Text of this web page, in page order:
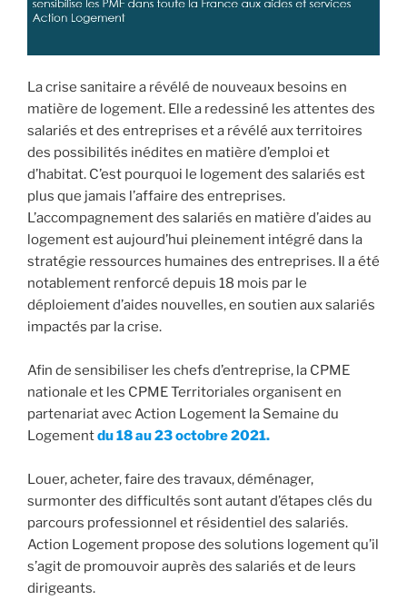
La crise sanitaire a révélé de nouveaux besoins en
matière de logement. Elle a redessiné les attentes des
salariés et des entreprises et a révélé aux territoires
des possibilités inédites en matière d’emploi et
d’habitat. C’est pourquoi le logement des salariés est
plus que jamais l’affaire des entreprises.
L’accompagnement des salariés en matière d’aides au
logement est aujourd’hui pleinement intégré dans la
stratégie ressources humaines des entreprises. Il a été
notablement renforcé depuis 18 mois par le
déploiement d’aides nouvelles, en soutien aux salariés
impactés par la crise.
Afin de sensibiliser les chefs d’entreprise, la CPME
nationale et les CPME Territoriales organisent en
partenariat avec Action Logement la Semaine du
Logementdu 18 au 23 octobre 2021.
Louer, acheter, faire des travaux, déménager,
surmonter des difficultés sont autant d’étapes clés du
parcours professionnel et résidentiel des salariés.
Action Logement propose des solutions logement qu’il
s’agit de promouvoir auprès des salariés et de leurs
dirigeants.